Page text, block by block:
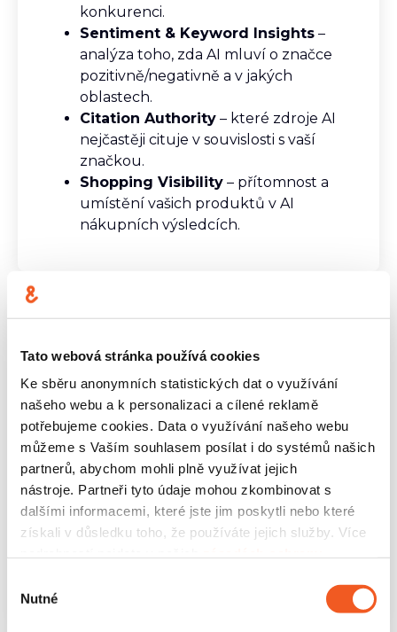
Tato webová stránka používá cookies
Ke sběru anonymních statistických dat o využívání
našeho webu a k personalizaci a cílené reklamě
potřebujeme cookies. Data o využívání našeho webu
můžeme s Vaším souhlasem posílat i do systémů našich
partnerů, abychom mohli plně využívat jejich
nástroje. Partneři tyto údaje mohou zkombinovat s
dalšími informacemi, které jste jim poskytli nebo které
získali v důsledku toho, že používáte jejich služby. Více
souhlasu
Nutné
konkurenci.
Sentiment & Keyword Insights –
analýza toho, zda AI mluví o značce
pozitivně/negativně a v jakých
oblastech.
Citation Authority – které zdroje AI
nejčastěji cituje v souvislosti s vaší
značkou.
Shopping Visibility – přítomnost a
umístění vašich produktů v AI
nákupních výsledcích.
Testování a optimalizace pro AI
vyhledávání
Zajišťujeme, aby váš web a obsah byly
technicky připraveny na indexaci a citaci AI
modelů:
AI Crawler Visibility– sledování, kdy a jak
často AI boti navštěvují váš web.
Technická analýza – odhalení a
odstranění překážek pro AI indexaci.
Attribution & Traffic Insights– měření
návštěvnosti a konverzí z AI vyhledávání.